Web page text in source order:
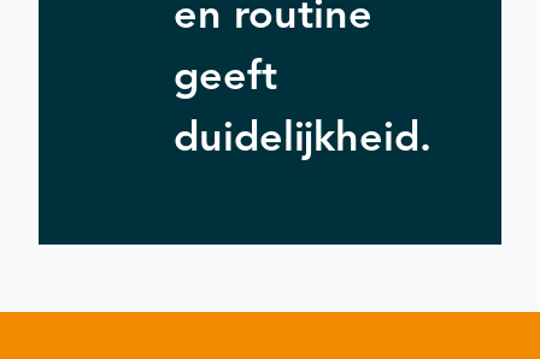
en routine
geeft
duidelijkheid.